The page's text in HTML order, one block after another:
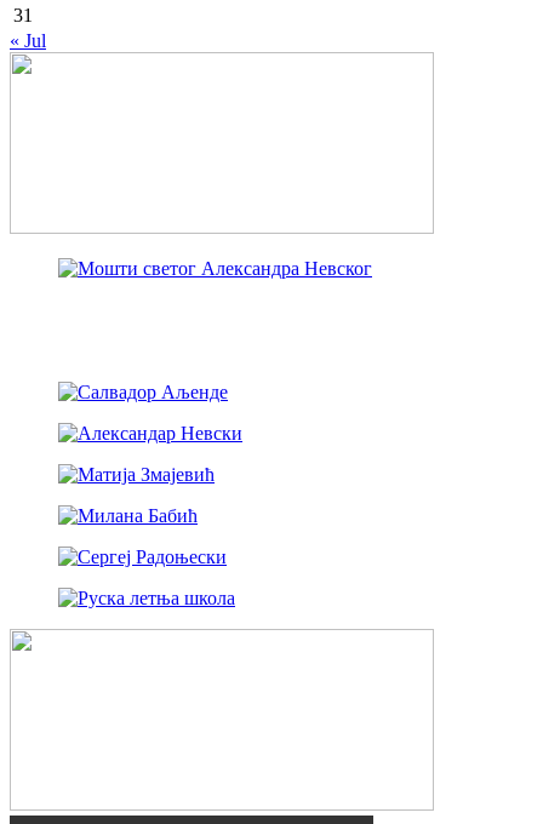
31
« Jul